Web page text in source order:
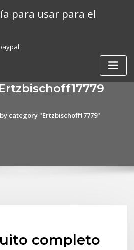
para usar para el
category "Ertzbischoff17779"
completo